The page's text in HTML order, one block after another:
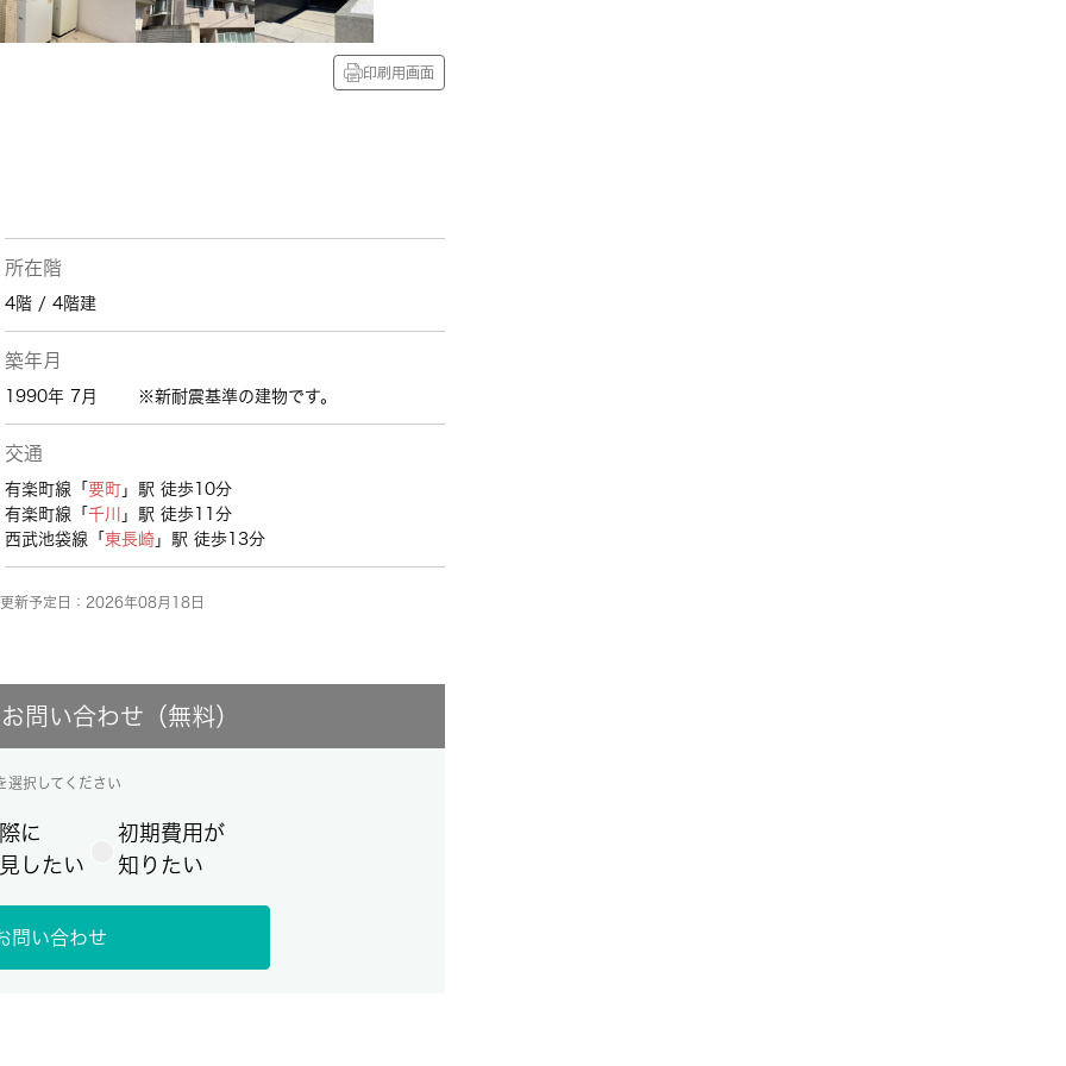
印刷用画面
所在階
4階 / 4階建
築年月
1990年 7月 ※新耐震基準の建物です。
交通
有楽町線「 要町 」駅 徒歩10分
有楽町線「 千川
」駅 徒歩11分
西武池袋線「 東長崎 」駅 徒歩13分
新予定日：2026年08月18日
問い合わせ（無料）
選択してください
に
したい
初期費用が
知りたい
問い合わせ